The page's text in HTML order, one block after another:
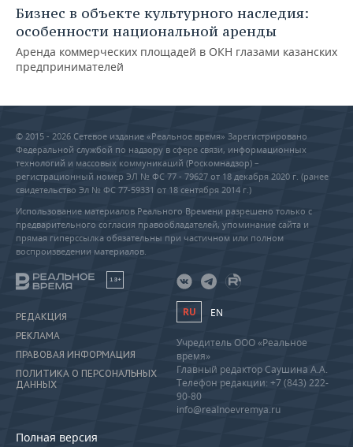
Бизнес в объекте культурного наследия:
особенности национальной аренды
Аренда коммерческих площадей в ОКН глазами казанских
предпринимателей
© 2015 - 2026 Сетевое издание «Реальное время» Зарегистрировано
Федеральной службой по надзору в сфере связи, информационных
технологий и массовых коммуникаций (Роскомнадзор) –
регистрационный номер ЭЛ № ФС 77 - 79627 от 18 декабря 2020 г. (ранее
свидетельство Эл № ФС 77-59331 от 18 сентября 2014 г.)
Использование материалов Реального Времени разрешено только с
предварительного согласия правообладателей, упоминание сайта и
прямая гиперссылка обязательны при частичном или полном
воспроизведении материалов.
18+
РЕДАКЦИЯ
РЕКЛАМА
ПРАВОВАЯ ИНФОРМАЦИЯ
ПОЛИТИКА О ПЕРСОНАЛЬНЫХ
ДАННЫХ
Полная версия
RU EN
Учредитель ООО «Реальное
время»
Главный редактор Саушина А.А.
Телефон редакции: +7 (843) 222-
90-80
info@realnoevremya.ru